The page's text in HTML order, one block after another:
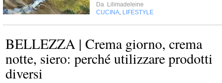
Da Lilimadeleine
CUCINA LIFESTYLE
BELLEZZA | Crema giorno, crema
notte, siero: perché utilizzare prodotti
diversi